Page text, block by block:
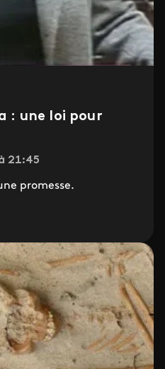
: une loi pour
21:45
promesse.